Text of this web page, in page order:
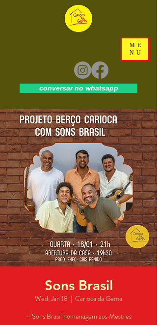
ME
NU
conversar no whatsapp
Sons Brasil
Wed, Jan 18
  |
Carioca da Gema
– Sons Brasil homenagem aos Mestres